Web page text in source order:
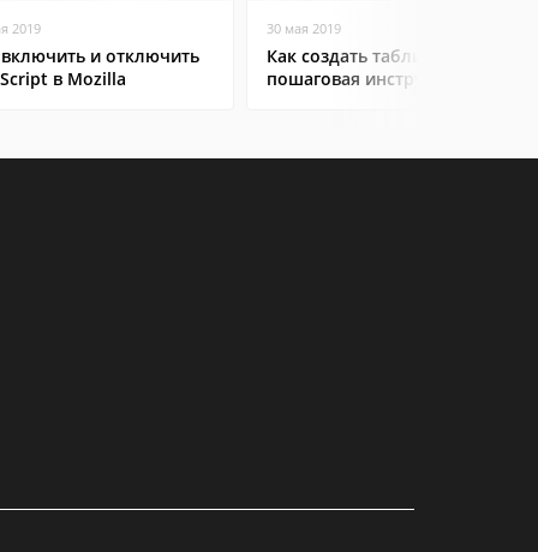
2019
и отключить
в Mozilla
30 мая 2019
Как создать таблицу в Excel:
пошаговая инструкция